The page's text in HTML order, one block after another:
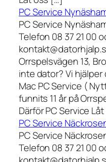
PC Service
PC Service
Telefon 08 37 21 00
Orrspelsvägen 13,
inte dator? Vi hjälper
Mac PC Service (
funnits 11 år på
Därför PC Service
PC Service
PC Service
Telefon 08 37 21 00